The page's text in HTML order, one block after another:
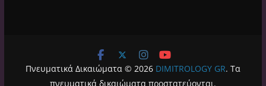
Πνευματικά Δικαιώματα © 2026 DIMITROLOGY GR. Τα
πνευματικά δικαιώματα προστατεύονται.